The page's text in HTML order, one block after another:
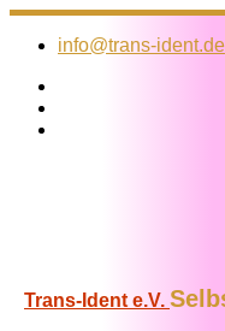
Zum
Inhalt
info@trans-ident.de
Trans-Ident e.V.